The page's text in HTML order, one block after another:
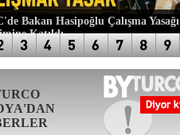
Bakan Hasipoğlu Çalışma Yasağı
Katıldı